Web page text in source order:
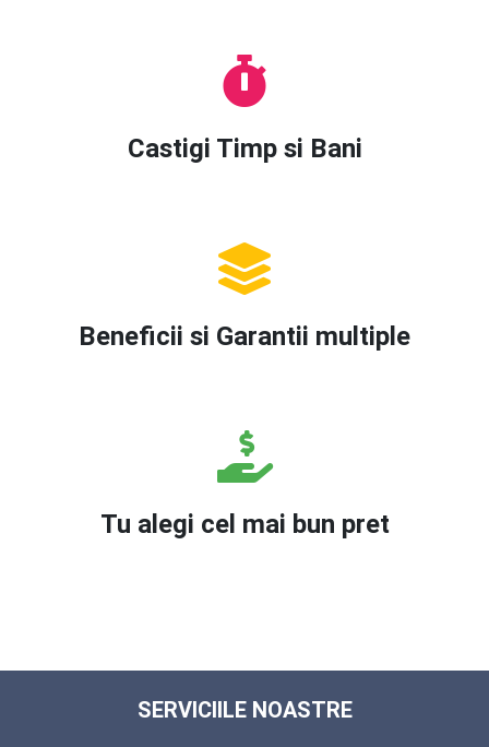
Castigi Timp si Bani
Beneficii si Garantii multiple
Tu alegi cel mai bun pret
SERVICIILE NOASTRE